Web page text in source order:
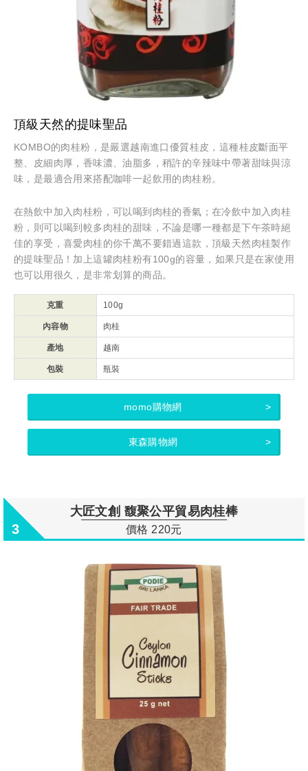
頂級天然的提味聖品
KOMBO的肉桂粉，是嚴選越南進口優質桂皮，這種桂皮斷面平
整、皮細肉厚，香味濃、油脂多，稍許的辛辣味中帶著甜味與涼
味，是最適合用來搭配咖啡一起飲用的肉桂粉。
在熱飲中加入肉桂粉，可以喝到肉桂的香氣；在冷飲中加入肉桂
粉，則可以喝到較多肉桂的甜味，不論是哪一種都是下午茶時絕
佳的享受，喜愛肉桂的你千萬不要錯過這款，頂級天然肉桂製作
的提味聖品！加上這罐肉桂粉有100g的容量，如果只是在家使用
也可以用很久，是非常划算的商品。
克重 100g
內容物 肉桂
產地 越南
包裝 瓶裝
momo購物網
東森購物網
3
大匠文創 馥聚公平貿易肉桂棒
價格 220元